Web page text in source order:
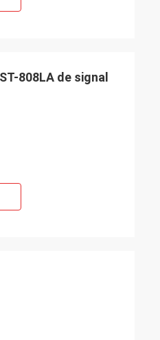
808LA de signal